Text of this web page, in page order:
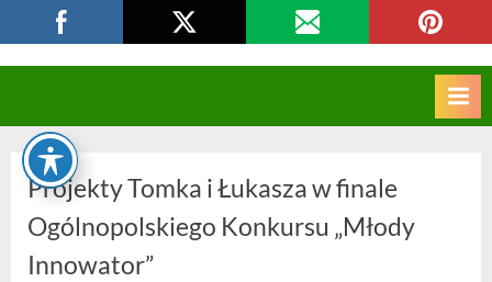
to
CKZIU Strzelce Opolskie
Projekty Tomka i Łukasza w finale
Ogólnopolskiego Konkursu „Młody
Innowator”